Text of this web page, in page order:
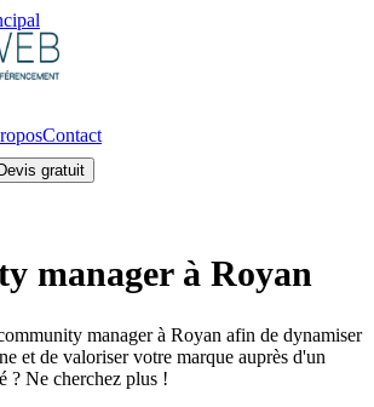
Contact
Devis gratuit
manager à Royan
manager à Royan afin de dynamiser
et de valoriser votre marque auprès d'un
? Ne cherchez plus !